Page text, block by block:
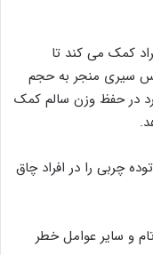
کمک می کند تا
سیری منجر به حجم
در حفظ وزن سالم کمک
چربی را در افراد چاق
و سایر عوامل خطر